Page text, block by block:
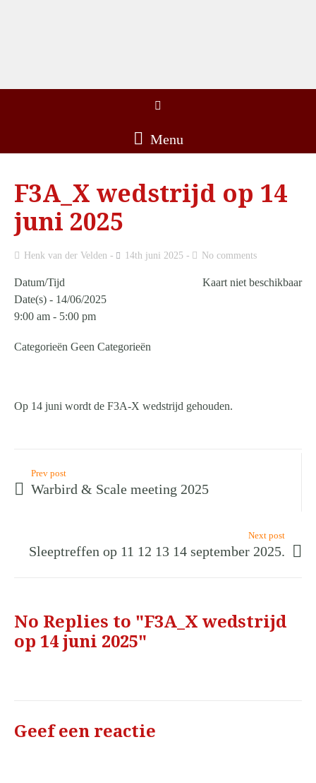
Menu
F3A_X wedstrijd op 14
juni 2025
Henk van der Velden 14th juni 2025 No comments
Kaart niet beschikbaar
Datum/Tijd
Date(s) - 14/06/2025
9:00 am - 5:00 pm
Categorieën Geen Categorieën
Op 14 juni wordt de F3A-X wedstrijd gehouden.
Prev post
Warbird & Scale meeting 2025
Next post
Sleeptreffen op 11 12 13 14 september 2025.
No Replies to "F3A_X wedstrijd
op 14 juni 2025"
Geef een reactie